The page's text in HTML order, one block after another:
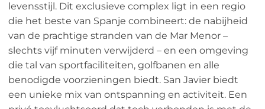
levensstijl. Dit exclusieve complex ligt in een regio
die het beste van Spanje combineert: de nabijheid
van de prachtige stranden van de Mar Menor –
slechts vijf minuten verwijderd – en een omgeving
die tal van sportfaciliteiten, golfbanen en alle
benodigde voorzieningen biedt. San Javier biedt
een unieke mix van ontspanning en activiteit. Een